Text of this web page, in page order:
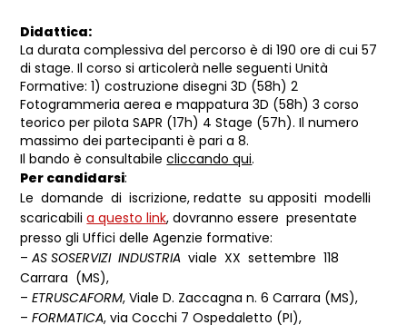
Didattica:
La durata complessiva del percorso è di 190 ore di cui 57
di stage. Il corso si articolerà nelle seguenti Unità
Formative: 1) costruzione disegni 3D (58h) 2
Fotogrammeria aerea e mappatura 3D (58h) 3 corso
teorico per pilota SAPR (17h) 4 Stage (57h). Il numero
massimo dei partecipanti è pari a 8.
Il bando è consultabilecliccando qui.
Per candidarsi:
Le domande di iscrizione, redatte su appositi modelli
scaricabilia questo link, dovranno essere presentate
presso gli Uffici delle Agenzie formative:
–AS SOSERVIZI INDUSTRIA viale XX settembre 118
Carrara (MS),
– ETRUSCAFORM, Viale D. Zaccagna n. 6 Carrara (MS),
–FORMATICA, via Cocchi 7 Ospedaletto (PI),